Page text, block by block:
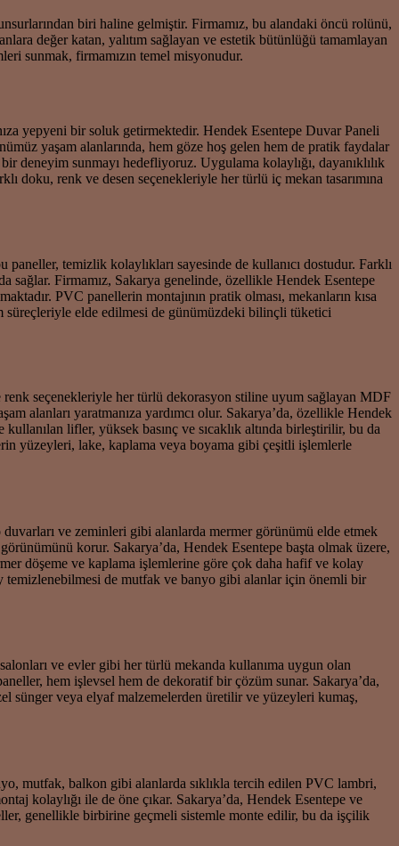
biri haline gelmiştir. Firmamız, bu alandaki öncü rolünü,
değer katan, yalıtım sağlayan ve estetik bütünlüğü tamamlayan
sunmak, firmamızın temel misyonudur.
yepyeni bir soluk getirmektedir. Hendek Esentepe Duvar Paneli
yaşam alanlarında, hem göze hoş gelen hem de pratik faydalar
deneyim sunmayı hedefliyoruz. Uygulama kolaylığı, dayanıklılık
doku, renk ve desen seçenekleriyle her türlü iç mekan tasarımına
temizlik kolaylıkları sayesinde de kullanıcı dostudur. Farklı
sağlar. Firmamız, Sakarya genelinde, özellikle Hendek Esentepe
PVC panellerin montajının pratik olması, mekanların kısa
süreçleriyle elde edilmesi de günümüzdeki bilinçli tüketici
seçenekleriyle her türlü dekorasyon stiline uyum sağlayan MDF
alanları yaratmanıza yardımcı olur. Sakarya’da, özellikle Hendek
lifler, yüksek basınç ve sıcaklık altında birleştirilir, bu da
yüzeyleri, lake, kaplama veya boyama gibi çeşitli işlemlerle
ve zeminleri gibi alanlarda mermer görünümü elde etmek
korur. Sakarya’da, Hendek Esentepe başta olmak üzere,
döşeme ve kaplama işlemlerine göre çok daha hafif ve kolay
temizlenebilmesi de mutfak ve banyo gibi alanlar için önemli bir
ve evler gibi her türlü mekanda kullanıma uygun olan
hem işlevsel hem de dekoratif bir çözüm sunar. Sakarya’da,
sünger veya elyaf malzemelerden üretilir ve yüzeyleri kumaş,
mutfak, balkon gibi alanlarda sıklıkla tercih edilen PVC lambri,
kolaylığı ile de öne çıkar. Sakarya’da, Hendek Esentepe ve
genellikle birbirine geçmeli sistemle monte edilir, bu da işçilik